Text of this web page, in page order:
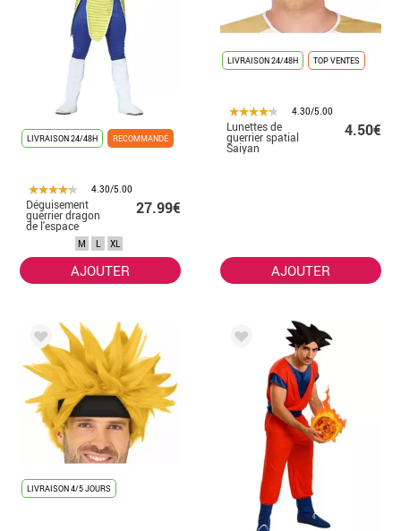
LIVRAISON 24/48H RECOMMANDÉ
4.30/5.00
Déguisement
guerrier dragon
de l'espace
homme
27.99€
M L XL
AJOUTER
LIVRAISON 24/48H TOP VENTES
4.30/5.00
Lunettes de
guerrier spatial
Saiyan
4.50€
AJOUTER
LIVRAISON 4/5 JOURS